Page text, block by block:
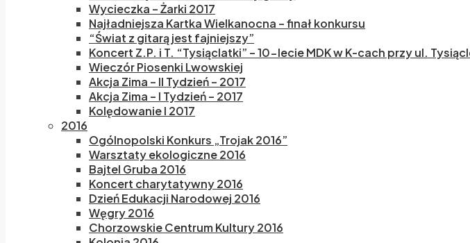
Wycieczka – Żarki 2017
Najładniejsza Kartka Wielkanocna – finał konkursu
“Świat z gitarą jest fajniejszy”
Koncert Z.P. i T. “Tysiąclatki” – 10-lecie MDK w K-cach przy ul.
Wieczór Piosenki Lwowskiej
Akcja Zima – II Tydzień – 2017
Akcja Zima – I Tydzień – 2017
Kolędowanie I 2017
2016
Ogólnopolski Konkurs „Trojak 2016”
Warsztaty ekologiczne 2016
Bajtel Gruba 2016
Koncert charytatywny 2016
Dzień Edukacji Narodowej 2016
Węgry 2016
Chorzowskie Centrum Kultury 2016